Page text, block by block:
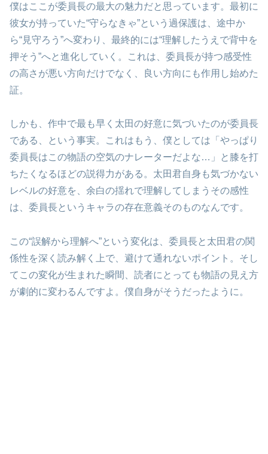
僕はここが委員長の最大の魅力だと思っています。最初に
彼女が持っていた“守らなきゃ”という過保護は、途中か
ら“見守ろう”へ変わり、最終的には“理解したうえで背中を
押そう”へと進化していく。これは、委員長が持つ感受性
の高さが悪い方向だけでなく、良い方向にも作用し始めた
証。
しかも、作中で最も早く太田の好意に気づいたのが委員長
である、という事実。これはもう、僕としては「やっぱり
委員長はこの物語の空気のナレーターだよな…」と膝を打
ちたくなるほどの説得力がある。太田君自身も気づかない
レベルの好意を、余白の揺れで理解してしまうその感性
は、委員長というキャラの存在意義そのものなんです。
この“誤解から理解へ”という変化は、委員長と太田君の関
係性を深く読み解く上で、避けて通れないポイント。そし
てこの変化が生まれた瞬間、読者にとっても物語の見え方
が劇的に変わるんですよ。僕自身がそうだったように。